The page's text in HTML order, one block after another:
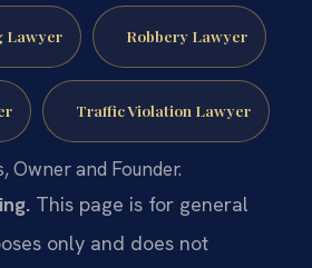
Lawyer Robbery Lawyer
Traffic Violation Lawyer
Owner and Founder.
This page is for general
only and does not